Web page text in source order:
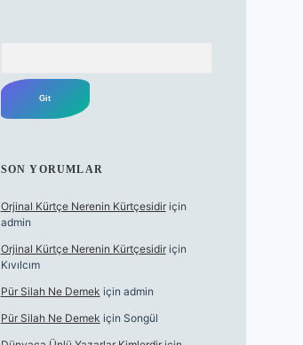
SON YORUMLAR
Orjinal Kürtçe Nerenin Kürtçesidiriçin
admin
Orjinal Kürtçe Nerenin Kürtçesidiriçin
Kıvılcım
Pür Silah Ne Demek için admin
Pür Silah Ne Demek için Songül